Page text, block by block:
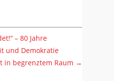
– 80 Jahre
und Demokratie
in begrenztem Raum →